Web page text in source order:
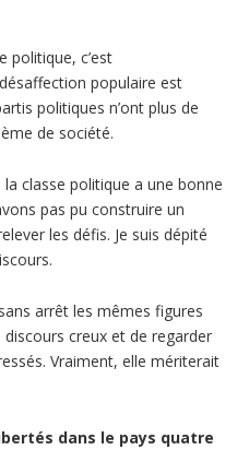
politique, c’est
populaire est
politiques n’ont plus de
de société.
classe politique a une bonne
pas pu construire un
les défis. Je suis dépité
arrêt les mêmes figures
discours creux et de regarder
Vraiment, elle mériterait
dans le pays quatre